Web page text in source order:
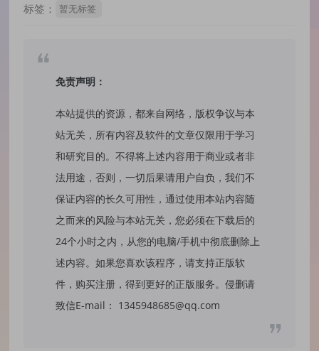
标签： 暂无标签
免责声明：
本站提供的资源，都来自网络，版权争议与本
站无关，所有内容及软件的文章仅限用于学习
和研究目的。不得将上述内容用于商业或者非
法用途，否则，一切后果请用户自负，我们不
保证内容的长久可用性，通过使用本站内容随
之而来的风险与本站无关，您必须在下载后的
24个小时之内，从您的电脑/手机中彻底删除上
述内容。如果您喜欢该程序，请支持正版软
件，购买注册，得到更好的正版服务。侵删请
致信E-mail： 1345948685@qq.com